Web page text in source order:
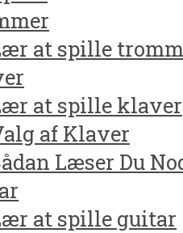
at spille
at spille klaver
af Klaver
Læser Du
at spille guitar